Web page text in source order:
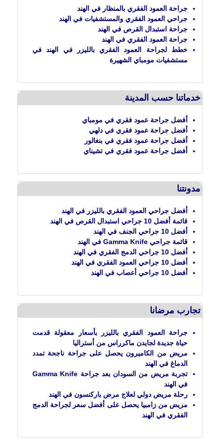
جراحة العمود الفقري بالمنظار في الهند
جراحي العمود الفقري والمستشفيات في الهند
جراحة استبدال القرص في الهند
جراحة العمود الفقري في الهند
خطط لجراحة العمود الفقري بالليزر في الهند في
مستشفيات مومباي الشهيرة
خدماتنا حسب المدينة
أفضل جراحة عمود فقري في مومباي
أفضل جراحة عمود فقري في دلهي
أفضل جراحة عمود فقري في بنغالور
أفضل جراحة عمود فقري في تشيناي
مدونتنا
أفضل جراحي العمود الفقري بالليزر في الهند
قائمة أفضل 10 جراحي استبدال القرص في الهند
أفضل 10 جراحي الجنف في الهند
قائمة جراحي Gamma Knife في الهند
أفضل 10 جراحي الدمج الفقري في الهند
أفضل 10 جراحي العمود الفقري في الهند
أفضل 10 جراحي أعصاب في الهند
تجارب مرضانا
جراحة العمود الفقري بالليزر بأسعار معقولة قدمت
حياة جديدة لجايدن ماكرراس من أستراليا
مريض من الكاميرون يحصل على جراحة ناجحة تمدد
الدماغ في الهند
تجربة مريض من السودان بعد جراحة Gamma Knife
في الهند
رحلة مريض دولي لعلاج مرض باركنسون في الهند
مريض من زامبيا يحصل على أفضل سعر لجراحة الدمج
الفقري في الهند